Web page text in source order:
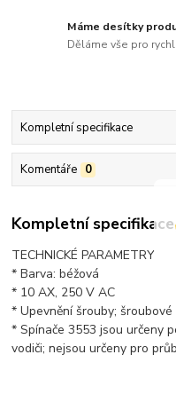
Máme desítky
Děláme vše pro
Kompletní specifikace
Komentáře 0
Kompletní specifikace
TECHNICKÉ PARAMETRY
* Barva: béžová
* 10 AX, 250 V AC
* Upevnění šrouby;
* Spínače 3553 jsou určeny
vodiči; nejsou určeny pro